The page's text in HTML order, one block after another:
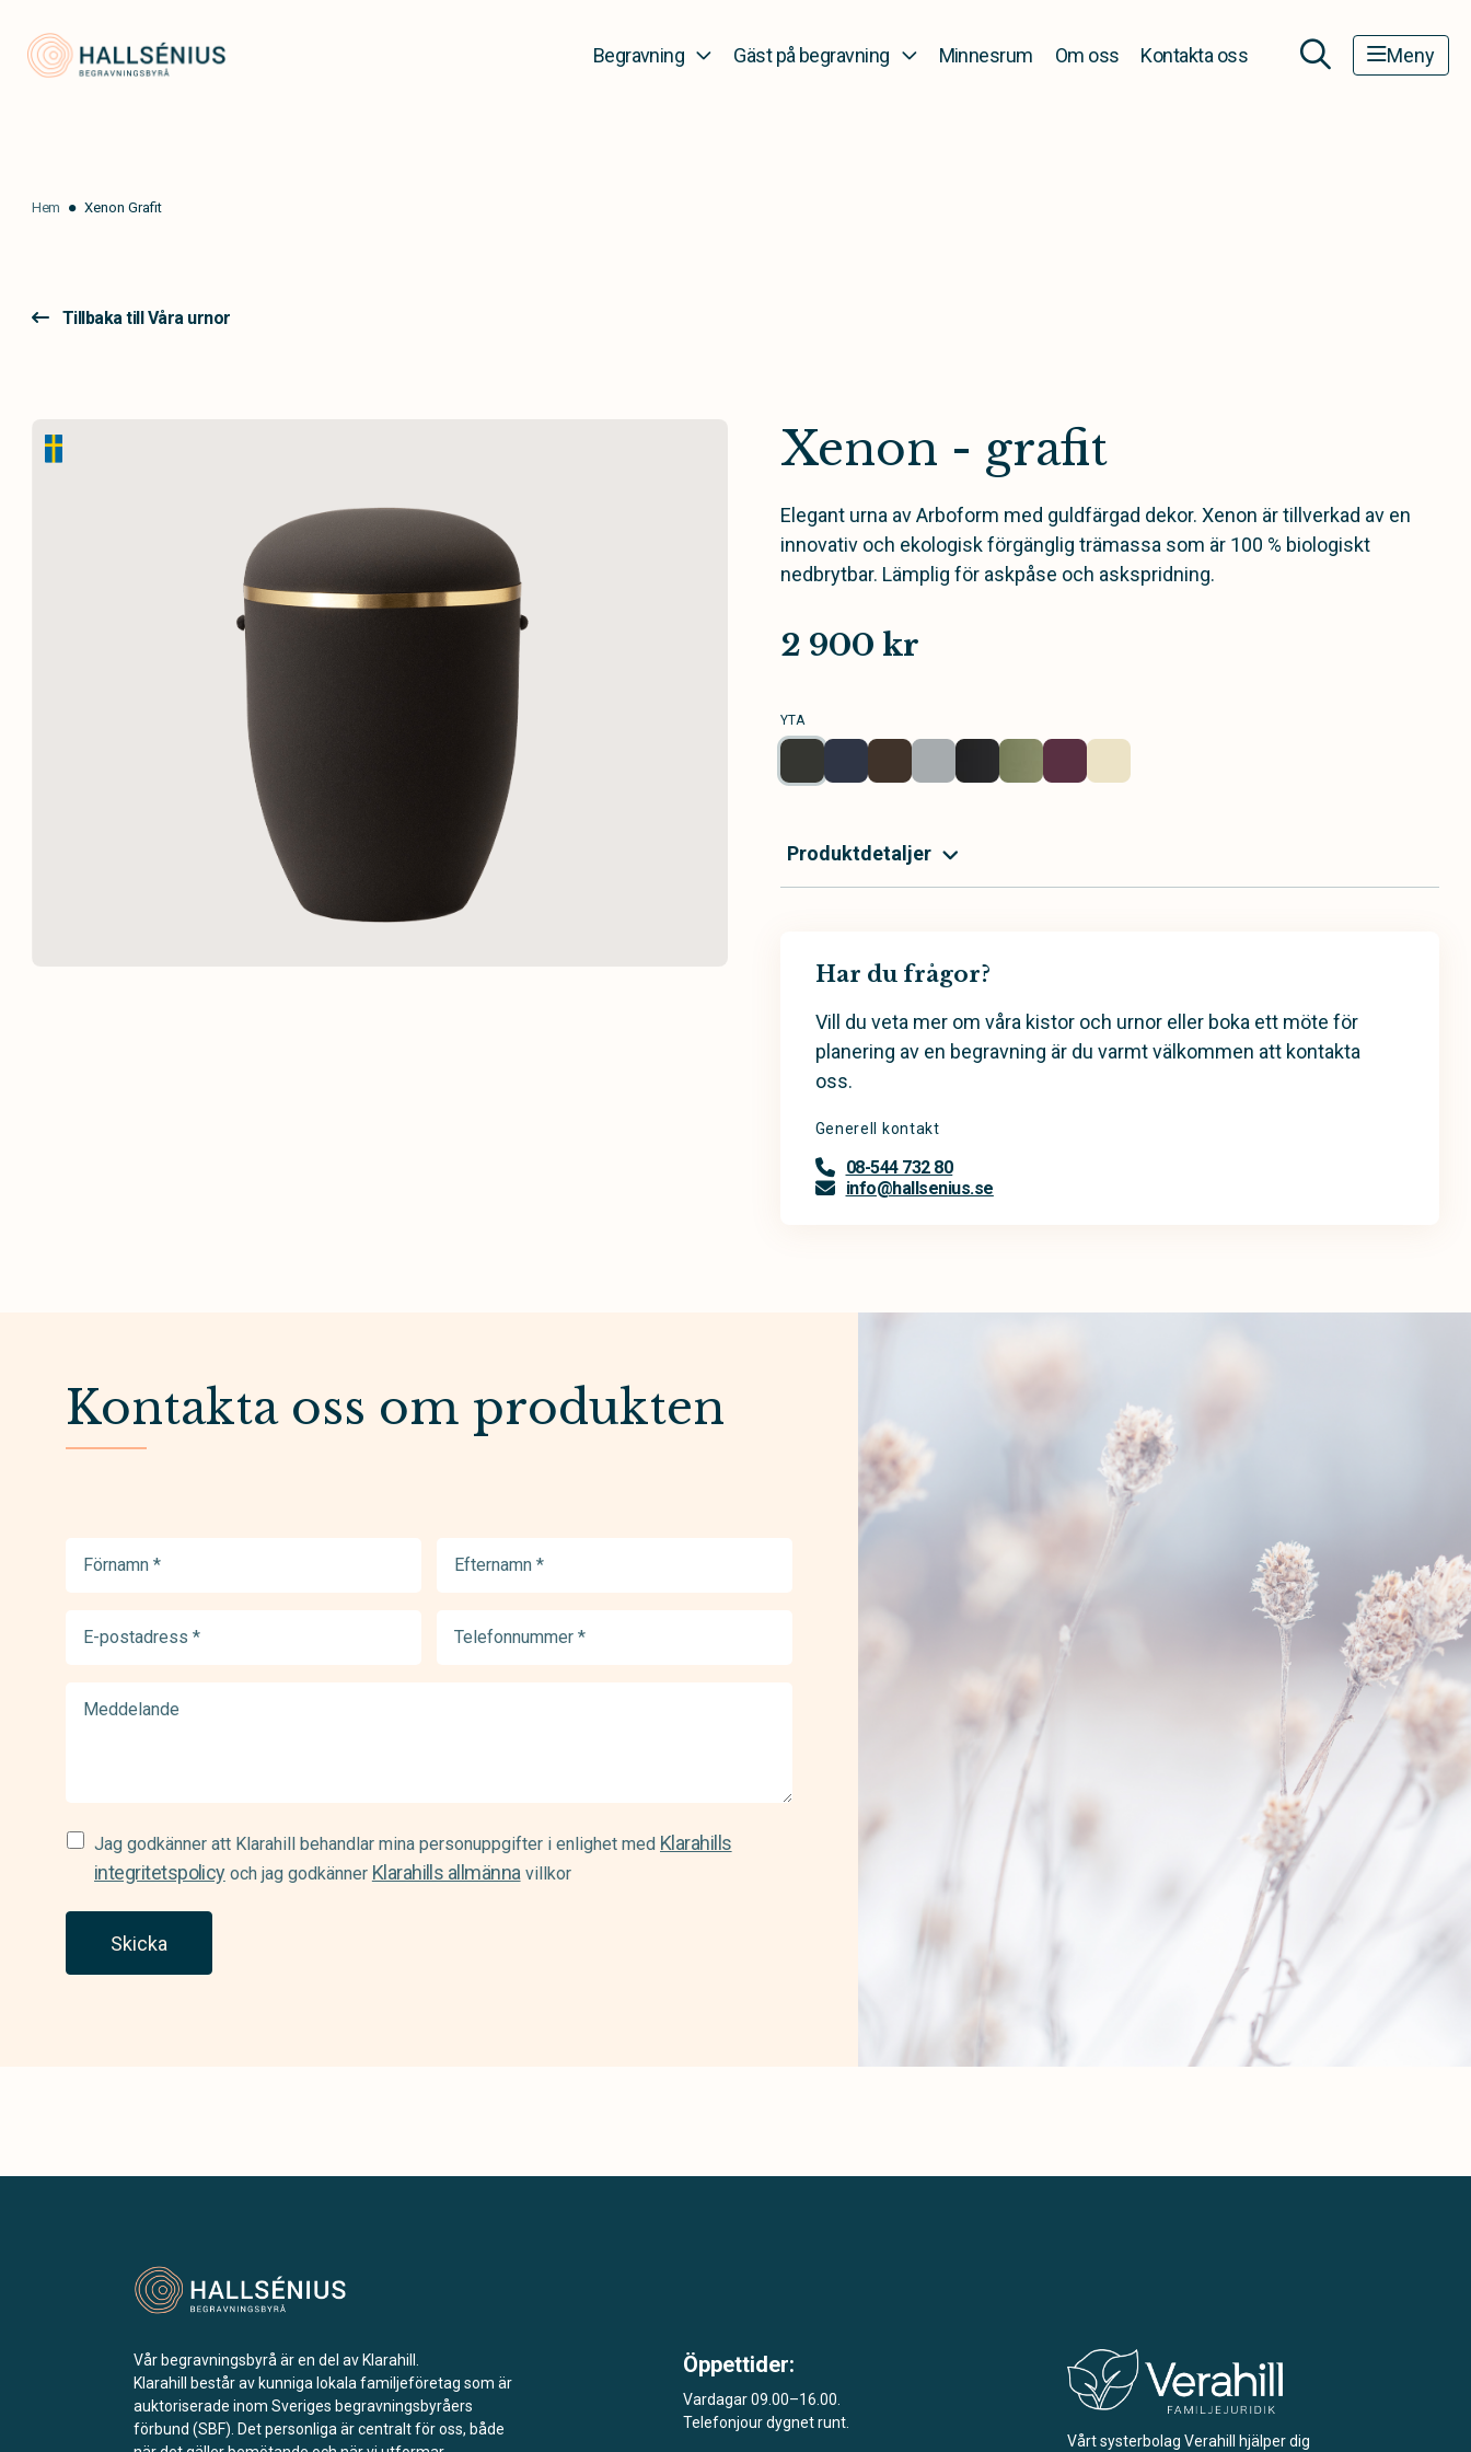
Begravning Gäst på begravning Minnesrum Om oss Kontakta oss Meny
Hem Xenon Grafit
Tillbaka till Våra urnor
Xenon - grafit
Elegant urna av Arboform med guldfärgad dekor. Xenon är tillverkad av en
innovativ och ekologisk förgänglig trämassa som är 100 % biologiskt
nedbrytbar. Lämplig för askpåse och askspridning.
2 900 kr
YTA
Produktdetaljer
Har du frågor?
Vill du veta mer om våra kistor och urnor eller boka ett möte för
planering av en begravning är du varmt välkommen att kontakta
oss.
Generell kontakt
08-544 732 80
info@hallsenius.se
Kontakta oss om produkten
postadress
Samtycke
(Required)
Jag godkänner att Klarahill behandlar mina personuppgifter i enlighet med Klarahills
integritetspolicyoch jag godkänner Klarahills allmännavillkor
Skicka
Vår begravningsbyrå är en del av Klarahill.
Klarahill består av kunniga lokala familjeföretag som är
auktoriserade inom Sveriges begravningsbyråers
förbund (SBF). Det personliga är centralt för oss, både
Öppettider:
Vardagar 09.00–16.00.
Telefonjour dygnet runt.
Vårt systerbolag Verahill hjälper dig